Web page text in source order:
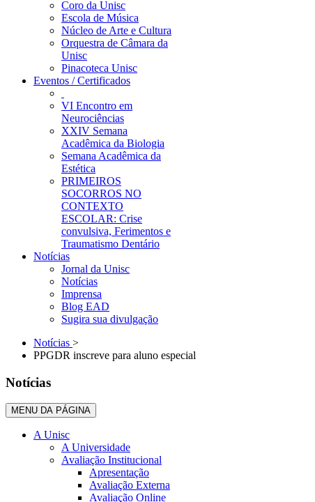
Coro da Unisc
Escola de Música
Núcleo de Arte e Cultura
Orquestra de Câmara da
Unisc
Pinacoteca Unisc
Eventos / Certificados
VI Encontro em
Neurociências
XXIV Semana
Acadêmica da Biologia
Semana Acadêmica da
Estética
PRIMEIROS
SOCORROS NO
CONTEXTO
ESCOLAR: Crise
convulsiva, Ferimentos e
Traumatismo Dentário
Notícias
Jornal da Unisc
Notícias
Imprensa
Blog EAD
Sugira sua divulgação
Notícias >
PPGDR inscreve para aluno especial
Notícias
MENU DA PÁGINA
A Unisc
A Universidade
Avaliação Institucional
Apresentação
Avaliação Externa
Avaliação Online